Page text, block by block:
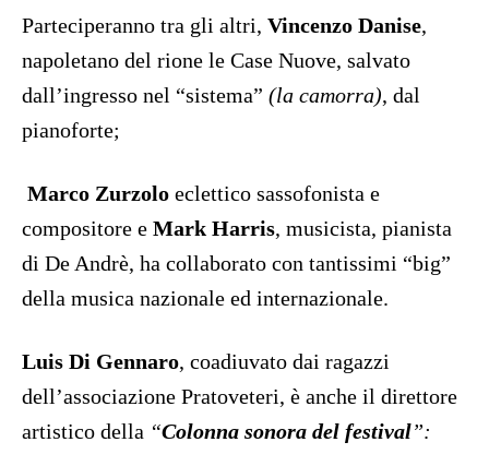
Parteciperanno tra gli altri, Vincenzo Danise,
napoletano del rione le Case Nuove, salvato
dall’ingresso nel “sistema” (la camorra), dal
pianoforte;
Marco Zurzolo eclettico sassofonista e
compositore e Mark Harris, musicista, pianista
di De Andrè, ha collaborato con tantissimi “big”
della musica nazionale ed internazionale.
Luis Di Gennaro, coadiuvato dai ragazzi
dell’associazione Pratoveteri, è anche il direttore
artistico della “Colonna sonora del festival”: